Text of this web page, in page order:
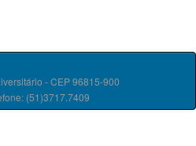
- CEP 96815-900
(51)3717.7409